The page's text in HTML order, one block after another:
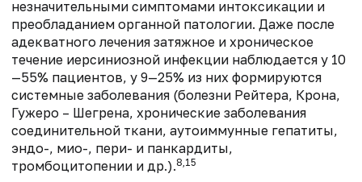
незначительными симптомами интоксикации и
преобладанием органной патологии. Даже после
адекватного лечения затяжное и хроническое
течение иерсиниозной инфекции наблюдается у 10
—55% пациентов, у 9—25% из них формируются
системные заболевания (болезни Рейтера, Крона,
Гужеро – Шегрена, хронические заболевания
соединительной ткани, аутоиммунные гепатиты,
эндо-, мио-, пери- и панкардиты,
тромбоцитопении и др.).8,15